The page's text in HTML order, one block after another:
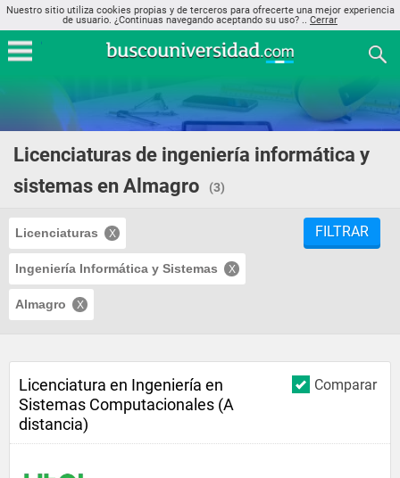
Nuestro sitio utiliza cookies propias y de terceros para ofrecerte una mejor experiencia
de usuario. ¿Continuas navegando aceptando su uso? .. Cerrar
Licenciaturas de ingeniería informática y
sistemas en Almagro
(3)
Licenciaturas
Ingeniería Informática y Sistemas
Almagro
FILTRAR
Comparar
Licenciatura en Ingeniería en
Sistemas Computacionales (A
distancia)